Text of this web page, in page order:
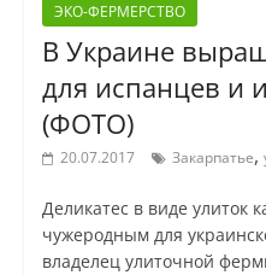
ЭКО-ФЕРМЕРСТВО
В Украине
для испанцев и
(ФОТО)
20.07.2017 Закарпатье,
Деликатес в виде улиток
чужеродным для
владелец улиточной